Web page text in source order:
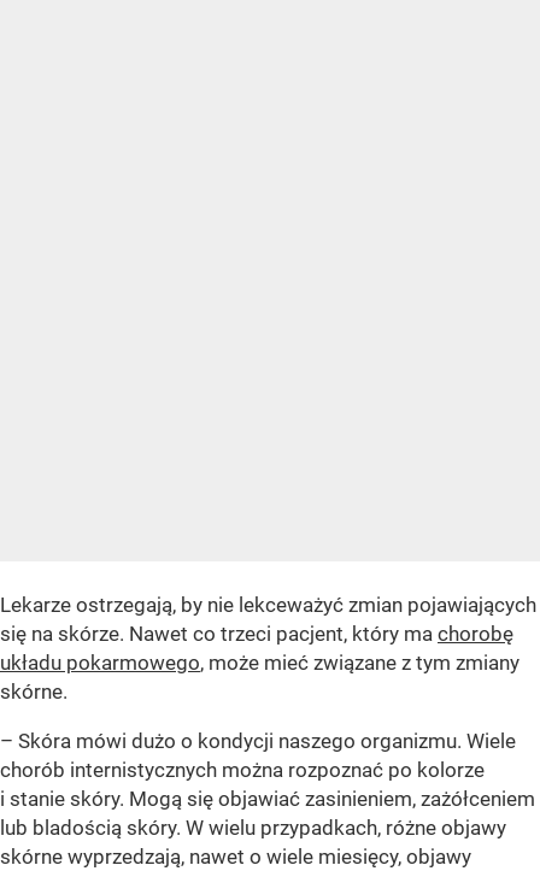
Lekarze ostrzegają, by nie lekceważyć zmian pojawiających
się na skórze. Nawet co trzeci pacjent, który ma chorobę
układu pokarmowego, może mieć związane z tym zmiany
skórne.
– Skóra mówi dużo o kondycji naszego organizmu. Wiele
chorób internistycznych można rozpoznać po kolorze
i stanie skóry. Mogą się objawiać zasinieniem, zażółceniem
lub bladością skóry. W wielu przypadkach, różne objawy
skórne wyprzedzają, nawet o wiele miesięcy, objawy